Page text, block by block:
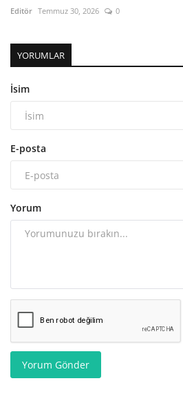
Editör Temmuz 30, 2026 0
YORUMLAR
İsim
E-posta
Yorum
Yorum Gönder